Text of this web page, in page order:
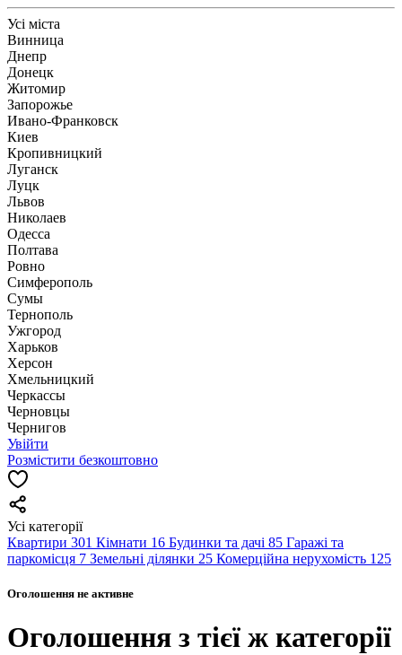
Усі міста
Винница
Днепр
Донецк
Житомир
Запорожье
Ивано-Франковск
Киев
Кропивницкий
Луганск
Луцк
Львов
Николаев
Одесса
Полтава
Ровно
Симферополь
Сумы
Тернополь
Ужгород
Харьков
Херсон
Хмельницкий
Черкассы
Чернoвцы
Чернигов
Увійти
Розмістити безкоштовно
Усі категорії
Квартири 301 Кімнати 16 Будинки та дачі 85 Гаражі та
паркомісця 7 Земельні ділянки 25 Комерційна нерухомість 125
Оголошення не активне
Оголошення з тієї ж категорії